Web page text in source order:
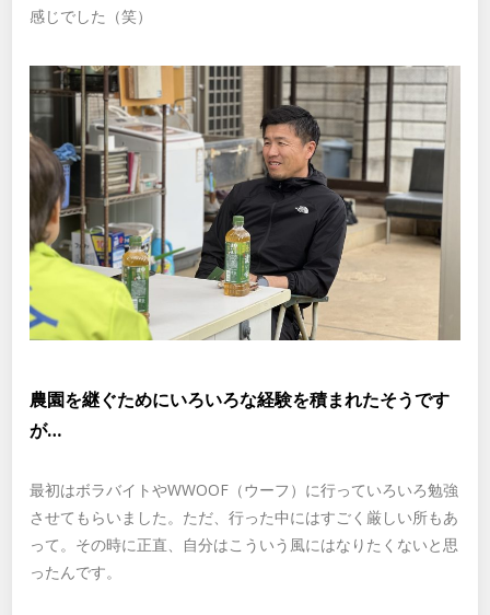
感じでした（笑）
農園を継ぐためにいろいろな経験を積まれたそうです
が…
最初はボラバイトやWWOOF（ウーフ）に行っていろいろ勉強
させてもらいました。ただ、行った中にはすごく厳しい所もあ
って。その時に正直、自分はこういう風にはなりたくないと思
ったんです。